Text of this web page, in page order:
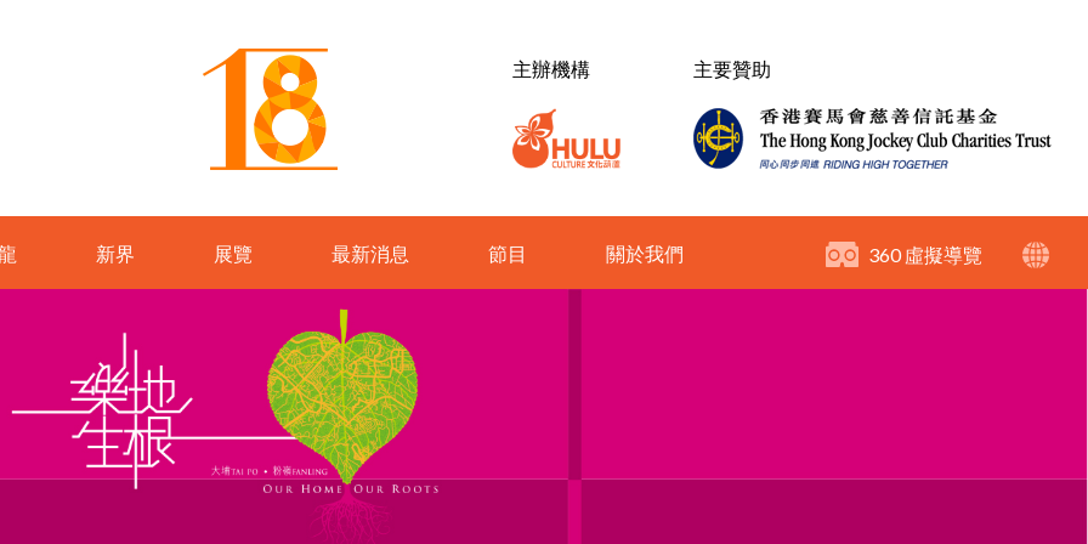
主辦機構 主要贊助
360 虛擬導覽
新界 展覽 最新消息 節目 關於我們